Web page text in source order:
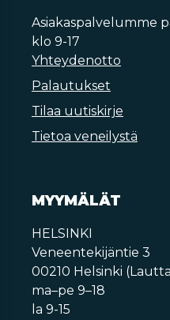
Asiakaspalvelumme
klo 9-17
Yhteydenotto
Palautukset
Tilaa uutiskirje
Tietoa veneilystä
MYYMÄLÄT
HELSINKI
Veneentekijäntie 3
00210 Helsinki
ma–pe 9–18
la 9-15